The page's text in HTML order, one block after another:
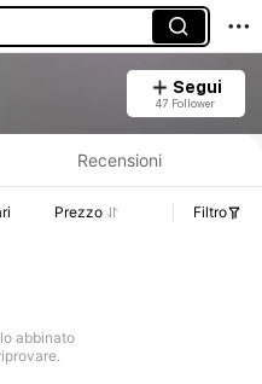
Segui
47 Follower
Recensioni
Prezzo Filtro
abbinato